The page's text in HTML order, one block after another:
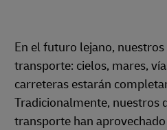
En el futuro lejano,
transporte: cielos, mares,
carreteras estarán
Tradicionalmente, nuestros
transporte han